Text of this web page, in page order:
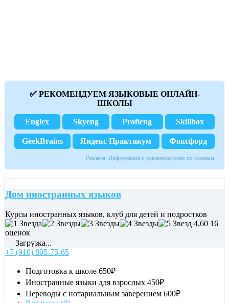
✅ РЕКОМЕНДУЕМ ЯЗЫКОВЫЕ ОНЛАЙН-
ШКОЛЫ
Englex Skyeng Profieng Skillbox
GeekBrains Яндекс Практикум Фоксфорд
Реклама. Информация о рекламодателях по ссылкам.
Дом иностранных языков
Курсы иностранных языков, клуб для детей и подростков
4,60 16
оценок
Загрузка...
+7 (910) 805-75-65
Подготовка к школе 650₽
Иностранные языки для взрослых 450₽
Переводы с нотариальным заверением 600₽